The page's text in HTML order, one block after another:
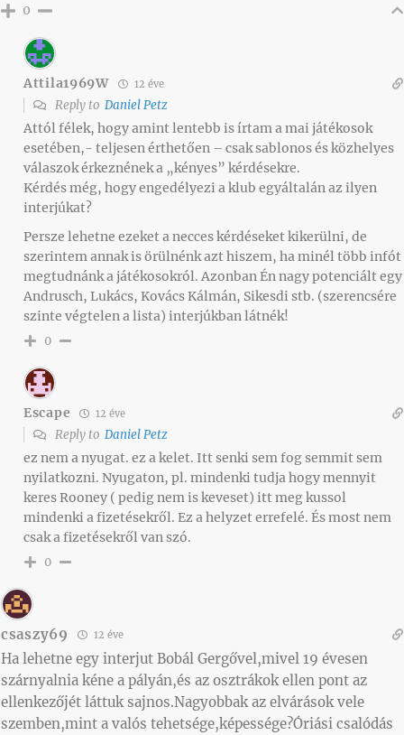
0
Attila1969W 12 éve
Reply to Daniel Petz
Attól félek, hogy amint lentebb is írtam a mai játékosok
esetében,- teljesen érthetően – csak sablonos és közhelyes
válaszok érkeznének a „kényes” kérdésekre.
Kérdés még, hogy engedélyezi a klub egyáltalán az ilyen
interjúkat?
Persze lehetne ezeket a necces kérdéseket kikerülni, de
szerintem annak is örülnénk azt hiszem, ha minél több infót
megtudnánk a játékosokról. Azonban Én nagy potenciált egy
Andrusch, Lukács, Kovács Kálmán, Sikesdi stb. (szerencsére
szinte végtelen a lista) interjúkban látnék!
0
Escape 12 éve
Reply to Daniel Petz
ez nem a nyugat. ez a kelet. Itt senki sem fog semmit sem
nyilatkozni. Nyugaton, pl. mindenki tudja hogy mennyit
keres Rooney ( pedig nem is keveset) itt meg kussol
mindenki a fizetésekről. Ez a helyzet errefelé. És most nem
csak a fizetésekről van szó.
0
csaszy69 12 éve
Ha lehetne egy interjut Bobál Gergővel,mivel 19 évesen
szárnyalnia kéne a pályán,és az osztrákok ellen pont az
ellenkezőjét láttuk sajnos.Nagyobbak az elvárások vele
szemben,mint a valós tehetsége,képessége?Óriási csalódás